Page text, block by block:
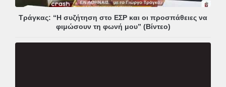
Τράγκας: “Η συζήτηση στο ΕΣΡ και οι προσπάθειες να
φιμώσουν τη φωνή μου” (Βίντεο)